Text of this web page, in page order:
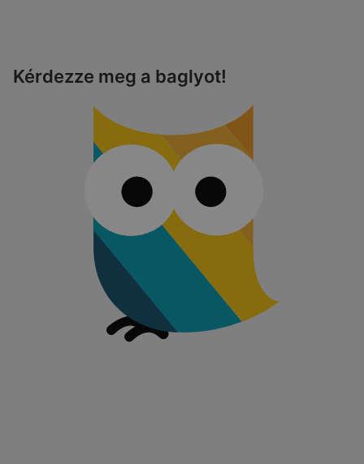
Kérdezze meg a baglyot!